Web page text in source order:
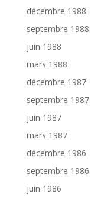
décembre 1988
septembre 1988
juin 1988
mars 1988
décembre 1987
septembre 1987
juin 1987
mars 1987
décembre 1986
septembre 1986
juin 1986